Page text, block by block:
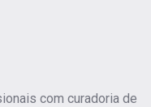
com curadoria de